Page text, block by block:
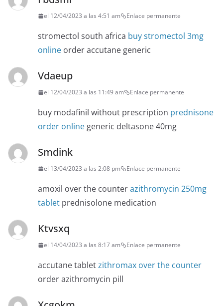
el 12/04/2023 a las 4:51 am Enlace permanente
stromectol south africa buy stromectol 3mg
online order accutane generic
Vdaeup
el 12/04/2023 a las 11:49 am Enlace permanente
buy modafinil without prescription prednisone
order online generic deltasone 40mg
Smdink
el 13/04/2023 a las 2:08 pm Enlace permanente
amoxil over the counterazithromycin 250mg
tablet prednisolone medication
Ktvsxq
el 14/04/2023 a las 8:17 am Enlace permanente
accutane tabletzithromax over the counter
order azithromycin pill